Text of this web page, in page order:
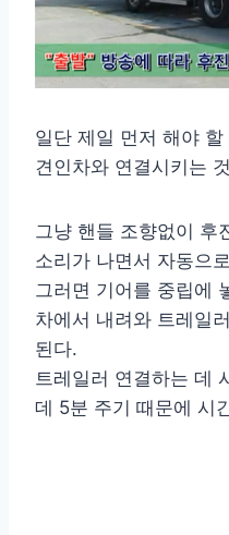
일단 제일 먼저 해야
견인차와 연결시키는
그냥 핸들 조향없이 후
소리가 나면서 자동으
그러면 기어를 중립에
차에서 내려와 트레일
된다.
트레일러 연결하는 데
데 5분 주기 때문에 시